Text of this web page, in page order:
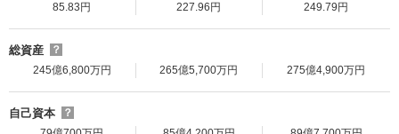
85.83円
227.96円 249.79円
総資産
？
245億6,800万円
265億5,700万円 275億4,900万円
自己資本
？